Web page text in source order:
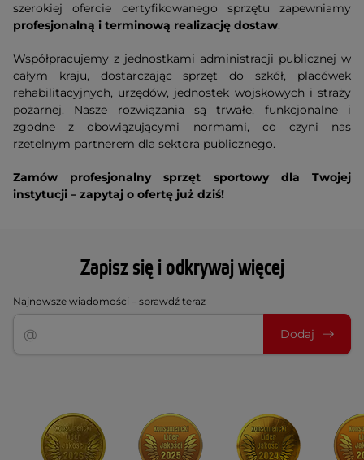
szerokiej ofercie certyfikowanego sprzętu zapewniamy
profesjonalną i terminową realizację dostaw.
Współpracujemy z jednostkami administracji publicznej w
całym kraju, dostarczając sprzęt do szkół, placówek
rehabilitacyjnych, urzędów, jednostek wojskowych i straży
pożarnej. Nasze rozwiązania są trwałe, funkcjonalne i
zgodne z obowiązującymi normami, co czyni nas
rzetelnym partnerem dla sektora publicznego.
Zamów profesjonalny sprzęt sportowy dla Twojej
instytucji – zapytaj o ofertę już dziś!
Zapisz się i odkrywaj więcej
Najnowsze wiadomości – sprawdź teraz
Dodaj